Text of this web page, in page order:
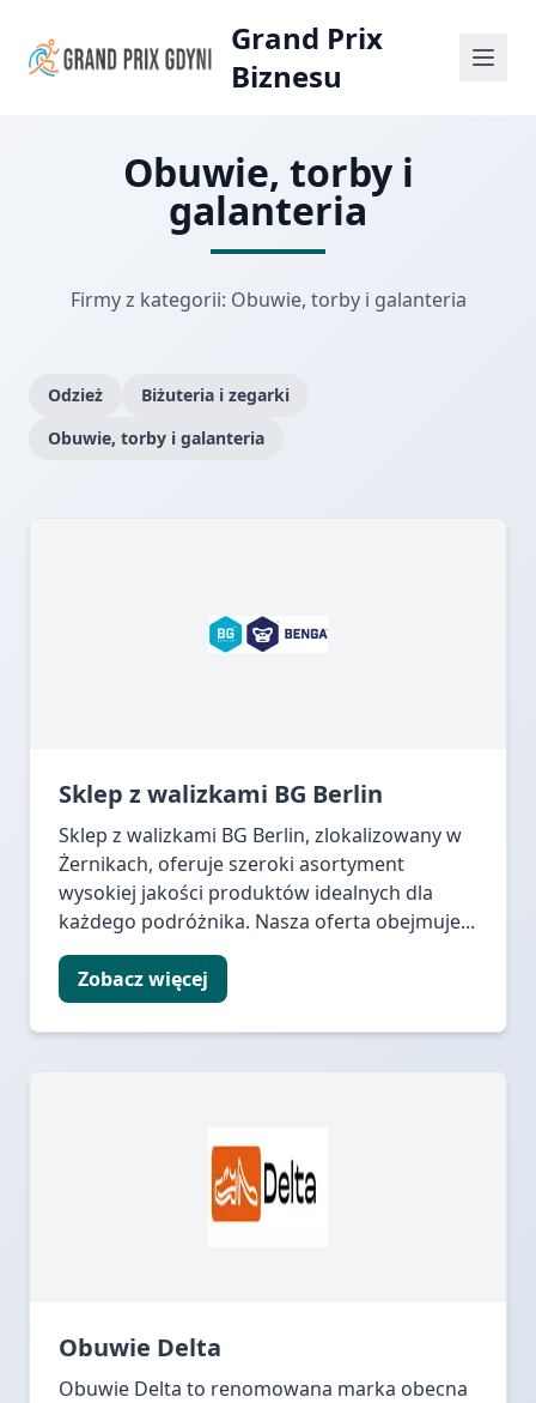
Grand Prix
Biznesu
Obuwie, torby i
galanteria
Firmy z kategorii: Obuwie, torby i galanteria
Odzież
Biżuteria i zegarki
Obuwie, torby i galanteria
Sklep z walizkami BG Berlin
Sklep z walizkami BG Berlin, zlokalizowany w
Żernikach, oferuje szeroki asortyment
wysokiej jakości produktów idealnych dla
każdego podróżnika. Nasza oferta obejmuje...
Zobacz więcej
Obuwie Delta
Obuwie Delta to renomowana marka obecna